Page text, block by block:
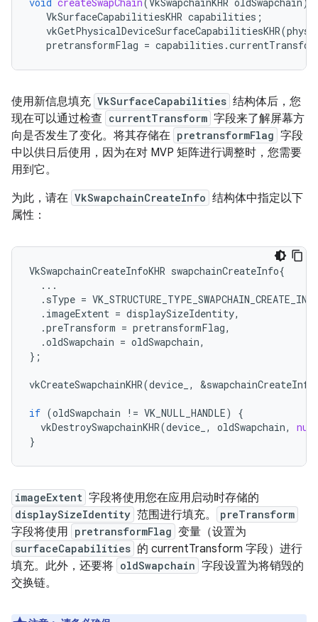
VkSurfaceCapabilitiesKHR capabilities ;
vkGetPhysicalDeviceSurfaceCapabilitiesKHR(
pretransformFlag = capabilities .
使用新信息填充 VkSurfaceCapabilities 结构体后，您
现在可以通过检查 currentTransform 字段来了解屏幕方
向是否发生了变化。将其存储在 pretransformFlag 字段
中以供日后使用，因为在对 MVP 矩阵进行调整时，您需要
用到它。
为此，请在 VkSwapchainCreateInfo 结构体中指定以下
属性：
VkSwapchainCreateInfoKHR swapchainCreateInfo{
...
. sType =
. imageExtent = displaySizeIdentity,
.preTransform = pretransformFlag,
.oldSwapchain = oldSwapchain,
};
vkCreateSwapchainKHR(device_ , &swapchainCreateInfo
if (oldSwapchain != VK_NULL_HANDLE)
{
vkDestroySwapchainKHR(device_ , oldSwapchain,
}
imageExtent 字段将使用您在应用启动时存储的
displaySizeIdentity 范围进行填充。 preTransform
字段将使用 pretransformFlag 变量（设置为
surfaceCapabilities 的 currentTransform 字段）进行
填充。此外，还要将 oldSwapchain 字段设置为将销毁的
交换链。